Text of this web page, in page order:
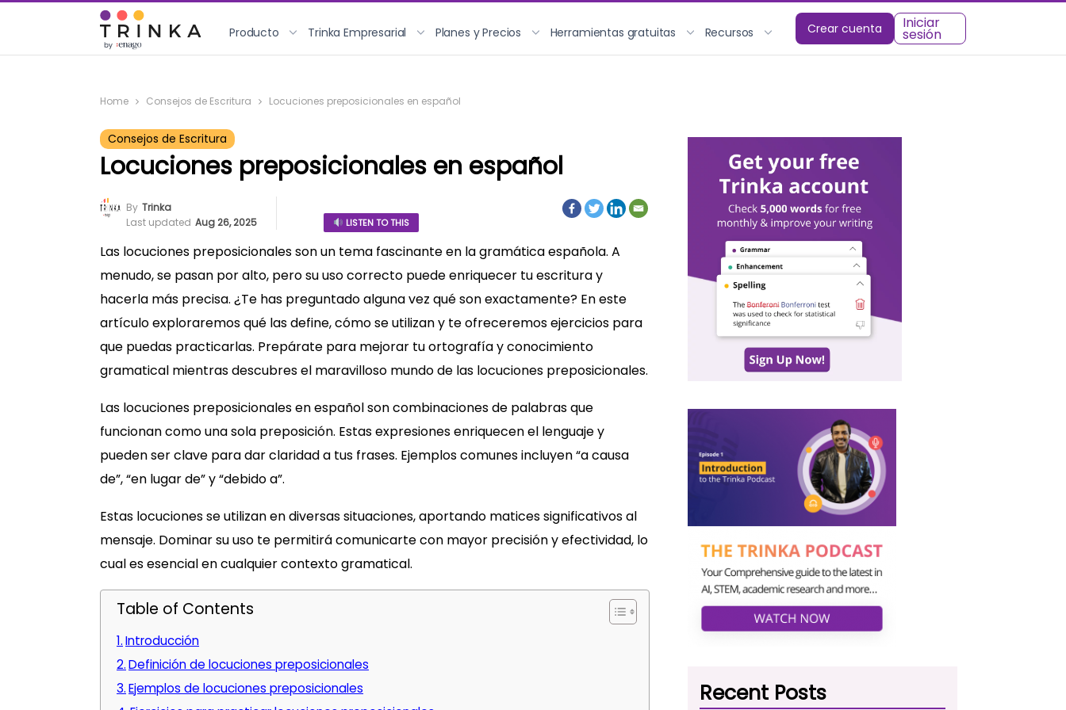
Producto Trinka Empresarial Planes y Precios Herramientas gratuitas Recursos Crear cuenta Iniciar
sesión
Home Consejos de Escritura Locuciones preposicionales en español
Consejos de Escritura
Locuciones preposicionales en español
By Trinka
Last updated Aug 26, 2025 LISTEN TO THIS
Las locuciones preposicionales son un tema fascinante en la gramática española. A
menudo, se pasan por alto, pero su uso correcto puede enriquecer tu escritura y
hacerla más precisa. ¿Te has preguntado alguna vez qué son exactamente? En este
artículo exploraremos qué las define, cómo se utilizan y te ofreceremos ejercicios para
que puedas practicarlas. Prepárate para mejorar tu ortografía y conocimiento
gramatical mientras descubres el maravilloso mundo de las locuciones preposicionales.
Las locuciones preposicionales en español son combinaciones de palabras que
funcionan como una sola preposición. Estas expresiones enriquecen el lenguaje y
pueden ser clave para dar claridad a tus frases. Ejemplos comunes incluyen “a causa
de”, “en lugar de” y “debido a”.
Estas locuciones se utilizan en diversas situaciones, aportando matices significativos al
mensaje. Dominar su uso te permitirá comunicarte con mayor precisión y efectividad, lo
cual es esencial en cualquier contexto gramatical.
Table of Contents
Introducción
Definición de locuciones preposicionales
Ejemplos de locuciones preposicionales
Recent Posts